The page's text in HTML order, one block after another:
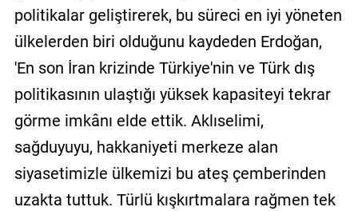
politikalar geliştirerek, bu süreci en iyi yöneten
ülkelerden biri olduğunu kaydeden Erdoğan,
'En son İran krizinde Türkiye'nin ve Türk dış
politikasının ulaştığı yüksek kapasiteyi tekrar
görme imkânı elde ettik. Aklıselimi,
sağduyuyu, hakkaniyeti merkeze alan
siyasetimizle ülkemizi bu ateş çemberinden
uzakta tuttuk. Türlü kışkırtmalara rağmen tek